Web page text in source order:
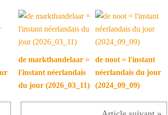
de markthandelaar =
l'instant néerlandais
du jour (2026_03_11)
de noot = l'instant
néerlandais du jour
(2024_09_09)